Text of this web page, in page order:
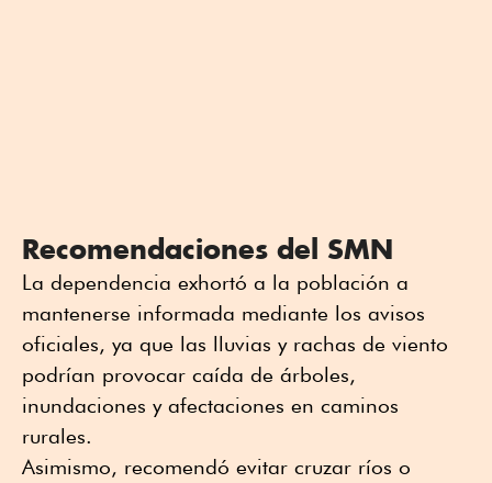
Recomendaciones del SMN
La dependencia exhortó a la población a
mantenerse informada mediante los avisos
oficiales, ya que las lluvias y rachas de viento
podrían provocar caída de árboles,
inundaciones y afectaciones en caminos
rurales.
Asimismo, recomendó evitar cruzar ríos o